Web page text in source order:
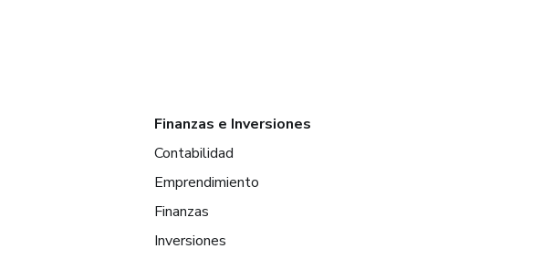
Finanzas e Inversiones
Contabilidad
Emprendimiento
Finanzas
Inversiones